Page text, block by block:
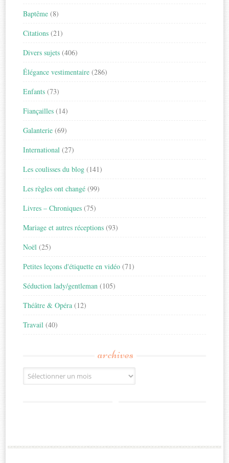
Baptême (8)
Citations (21)
Divers sujets (406)
Élégance vestimentaire (286)
Enfants (73)
Fiançailles (14)
Galanterie (69)
International (27)
Les coulisses du blog (141)
Les règles ont changé (99)
Livres – Chroniques (75)
Mariage et autres réceptions (93)
Noël (25)
Petites leçons d'étiquette en vidéo (71)
Séduction lady/gentleman (105)
Théâtre & Opéra (12)
Travail (40)
archives
Archives